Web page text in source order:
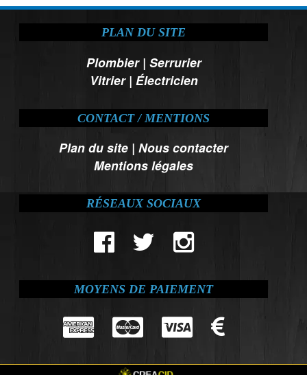
PLAN DU SITE
Plombier| Serrurier
Vitrier| Électricien
CONTACT / MENTIONS
Plan du site |Nous contacter
Mentions légales
RÉSEAUX SOCIAUX
MOYENS DE PAIEMENT